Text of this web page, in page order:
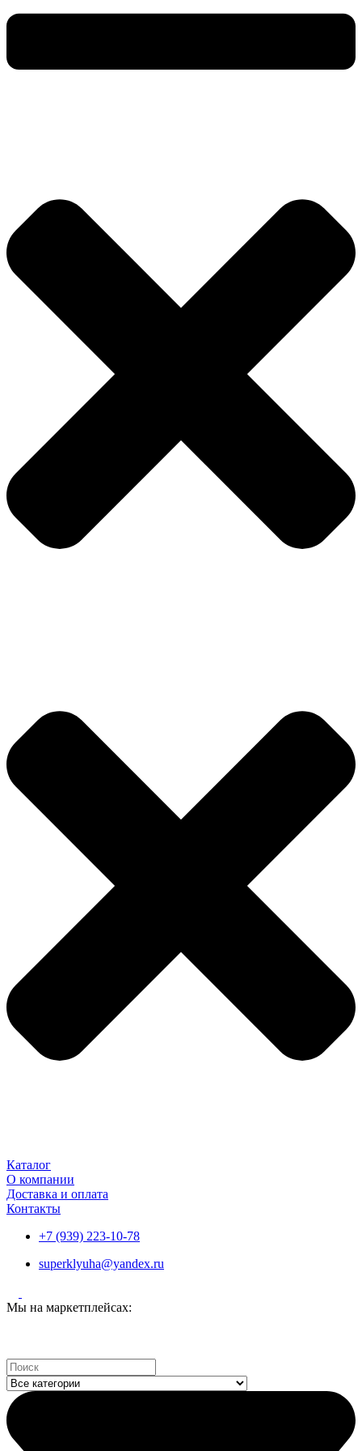
Каталог
О компании
Доставка и оплата
Контакты
+7 (939) 223-10-78
superklyuha@yandex.ru
Мы на маркетплейсах:
Search
...